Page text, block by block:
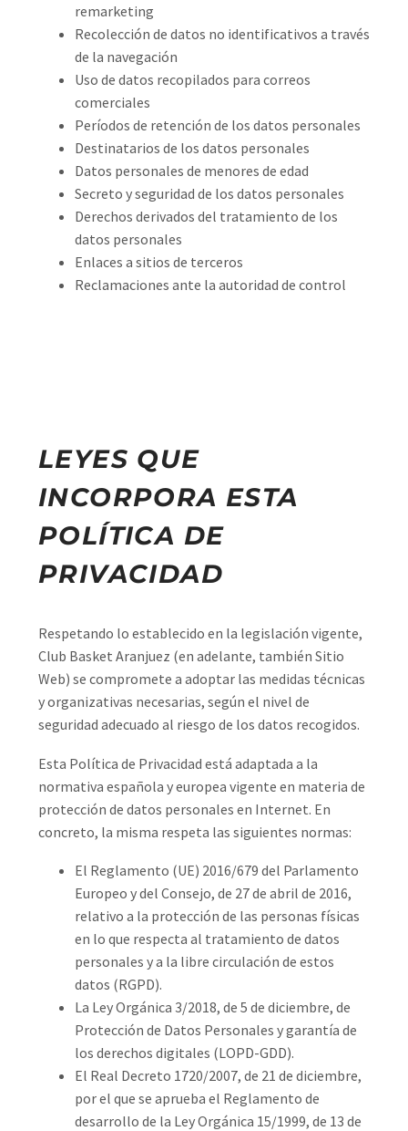
remarketing
Recolección de datos no identificativos a través
de la navegación
Uso de datos recopilados para correos
comerciales
Períodos de retención de los datos personales
Destinatarios de los datos personales
Datos personales de menores de edad
Secreto y seguridad de los datos personales
Derechos derivados del tratamiento de los
datos personales
Enlaces a sitios de terceros
Reclamaciones ante la autoridad de control
LEYES QUE
INCORPORA ESTA
POLÍTICA DE
PRIVACIDAD
Respetando lo establecido en la legislación vigente,
Club Basket Aranjuez (en adelante, también Sitio
Web) se compromete a adoptar las medidas técnicas
y organizativas necesarias, según el nivel de
seguridad adecuado al riesgo de los datos recogidos.
Esta Política de Privacidad está adaptada a la
normativa española y europea vigente en materia de
protección de datos personales en Internet. En
concreto, la misma respeta las siguientes normas:
El Reglamento (UE) 2016/679 del Parlamento
Europeo y del Consejo, de 27 de abril de 2016,
relativo a la protección de las personas físicas
en lo que respecta al tratamiento de datos
personales y a la libre circulación de estos
datos (RGPD).
La Ley Orgánica 3/2018, de 5 de diciembre, de
Protección de Datos Personales y garantía de
los derechos digitales (LOPD-GDD).
El Real Decreto 1720/2007, de 21 de diciembre,
por el que se aprueba el Reglamento de
desarrollo de la Ley Orgánica 15/1999, de 13 de